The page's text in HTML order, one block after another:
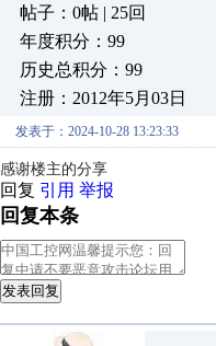
帖子：0帖 | 25回
年度积分：99
历史总积分：99
注册：2012年5月03日
发表于：2024-10-28 13:23:33
感谢楼主的分享
回复 引用 举报
回复本条
发表回复